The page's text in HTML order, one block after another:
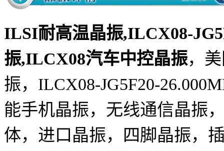
ILSI耐高温晶振,ILCX08-
振,ILCX08汽车中控晶振，
振， ILCX08-JG5F20-
能手机晶振，无线通信晶振
体，进口晶振，四脚晶振，